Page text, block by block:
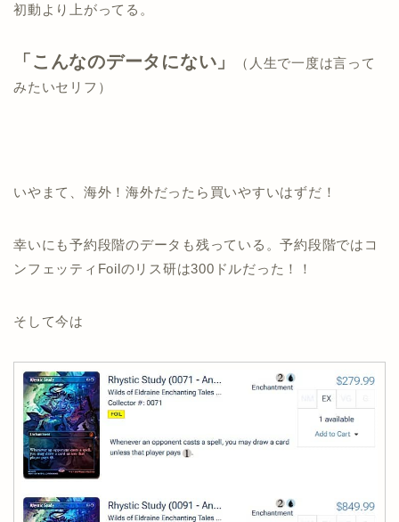
初動より上がってる。
「こんなのデータにない」
（人生で一度は言って
みたいセリフ）
いやまて、海外！海外だったら買いやすいはずだ！
幸いにも予約段階のデータも残っている。予約段階ではコ
ンフェッティFoilのリス研は300ドルだった！！
そして今は